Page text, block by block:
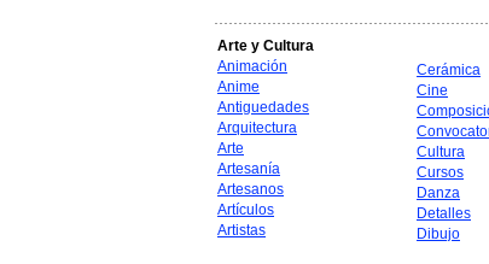
Arte y Cultura
Animación
Anime
Antiguedades
Arquitectura
Arte
Artesanía
Artesanos
Artículos
Artistas
Cerámica
Cine
Cultura
Cursos
Danza
Detalles
Dibujo